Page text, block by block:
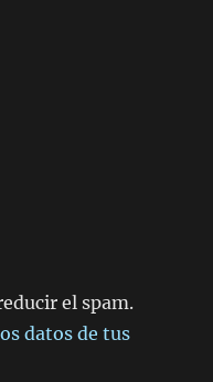
el spam.
datos de tus